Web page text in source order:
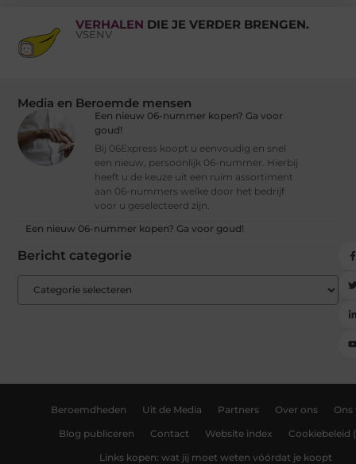
VERHALEN DIE JE VERDER BRENGEN.
VSENV
Media en Beroemde mensen
Een nieuw 06-nummer kopen? Ga voor
goud!
Bij 06Express koopt u eenvoudig en snel
een nieuw, persoonlijk 06-nummer. Hierbij
heeft u de keuze uit een ruim assortiment
aan 06-nummers welke door het bedrijf
voor u geselecteerd zijn.
Een nieuw 06-nummer kopen? Ga voor goud!
Bericht categorie
Beroemdheden Uit de Media Partners Over ons Ons
Blog publiceren Contact Website index Cookiebeleid
Links kopen: wat jij moet weten vóórdat je koopt